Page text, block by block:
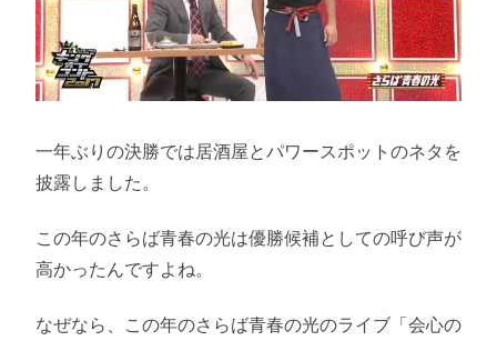
一年ぶりの決勝では居酒屋とパワースポットのネタを
披露しました。
この年のさらば青春の光は優勝候補としての呼び声が
高かったんですよね。
なぜなら、この年のさらば青春の光のライブ「会心の